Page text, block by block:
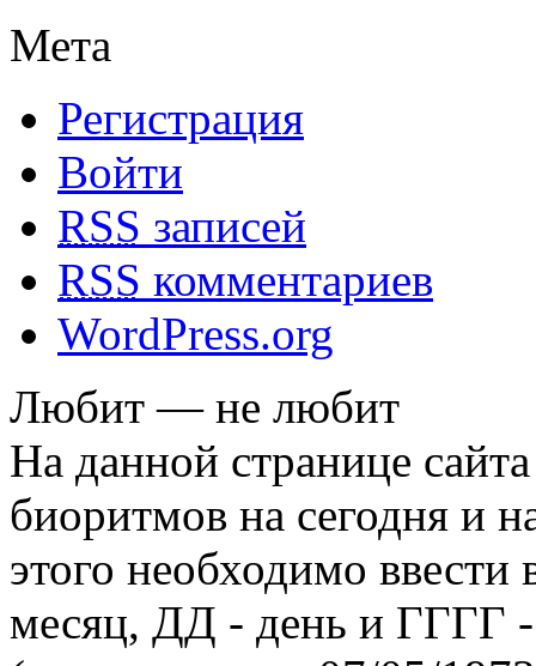
Мета
Регистрация
Войти
RSS записей
RSS комментариев
WordPress.org
Любит — не любит
На данной странице
биоритмов на сегодня и
этого необходимо
месяц, ДД - день и ГГГГ -